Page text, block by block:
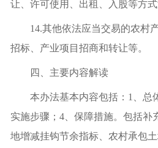
让、许可使用、出租、入股等方式
14.其他依法应当交易的农村
招标、产业项目招商和转让等。
四、主要内容解读
本办法基本内容包括： 1、总
实施步骤；4、保障措施。包括补
地增减挂钩节余指标、农村承包